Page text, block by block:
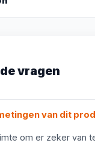
vragen
van dit
om er zeker van